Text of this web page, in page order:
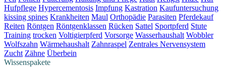
Hufpflege Hypercementosis Impfung Kastration Kaufuntersuchung
kissing spines Krankheiten Maul Orthopädie Parasiten Pferdekauf
Reiten Röntgen Röntgenklassen Rücken Sattel Sportpferd Stute
Training trocken Voltigierpferd Vorsorge Wasserhaushalt Wobbler
Wolfszahn Wärmehaushalt Zahnraspel Zentrales Nervensystem
Zucht Zähne Überbein
Wissenspakete